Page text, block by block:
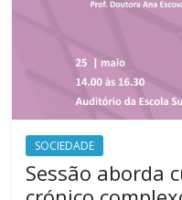
SOCIEDADE
Sessão aborda